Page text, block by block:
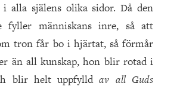
alla själens olika sidor. Då den
fyller människans inre, så att
tron får bo i hjärtat, så förmår
än all kunskap, hon blir rotad i
blir helt uppfylldav all Guds